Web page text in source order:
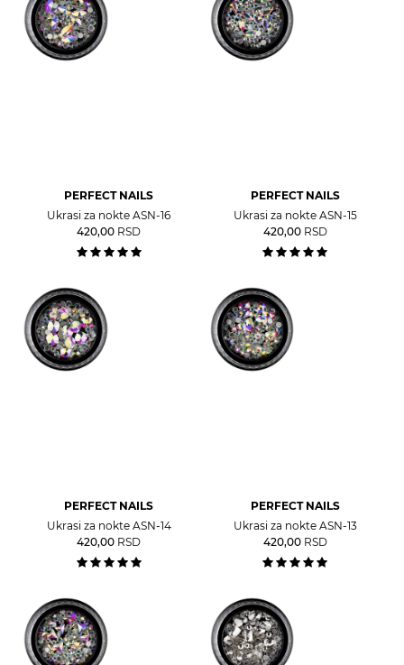
PERFECT NAILS
Ukrasi za nokte ASN-16
420,00 RSD
PERFECT NAILS
Ukrasi za nokte ASN-15
420,00 RSD
PERFECT NAILS
Ukrasi za nokte ASN-14
420,00 RSD
PERFECT NAILS
Ukrasi za nokte ASN-13
420,00 RSD